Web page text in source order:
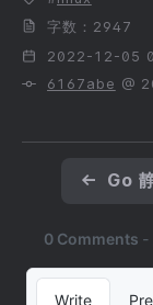
字数：2947
2022-12-05
6167abe @
←